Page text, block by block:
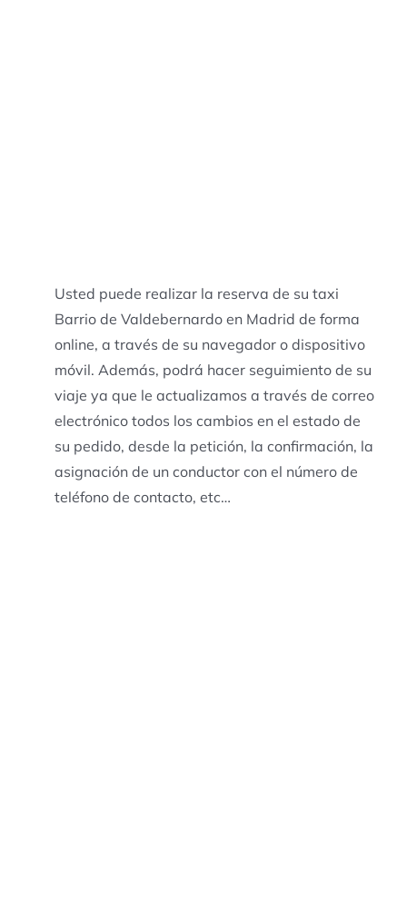
Usted puede realizar la reserva de su taxi
Barrio de Valdebernardo en Madrid de forma
online, a través de su navegador o dispositivo
móvil. Además, podrá hacer seguimiento de su
viaje ya que le actualizamos a través de correo
electrónico todos los cambios en el estado de
su pedido, desde la petición, la confirmación, la
asignación de un conductor con el número de
teléfono de contacto, etc…